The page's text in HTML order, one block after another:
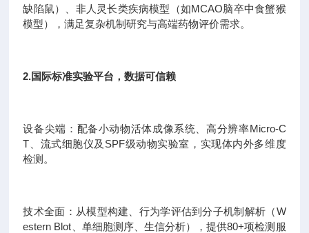
缺陷鼠）、非人灵长类疾病模型（如MCAO脑卒中食蟹猴
模型），满足复杂机制研究与高端药物评价需求。
2.国际标准实验平台，数据可信赖
设备尖端：配备小动物活体成像系统、高分辨率Micro-C
T、流式细胞仪及SPF级动物实验室，实现体内外多维度
检测。
技术全面：从模型构建、行为学评估到分子机制解析（W
estern Blot、单细胞测序、生信分析），提供80+项检测服